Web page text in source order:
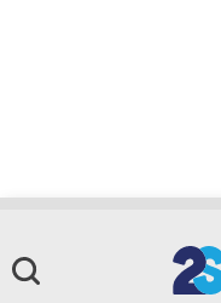
CSO, para